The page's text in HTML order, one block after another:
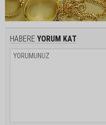
HABERE YORUM KAT